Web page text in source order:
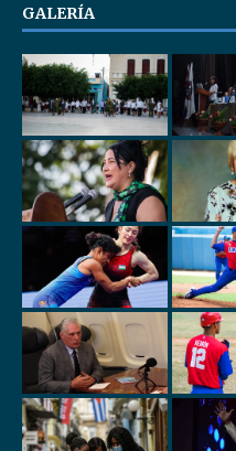
GALERÍA